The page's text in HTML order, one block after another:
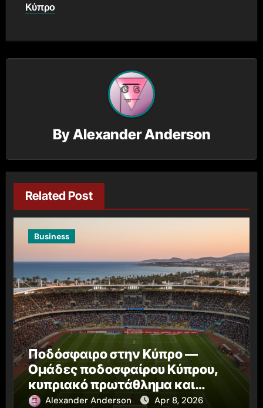
Κύπρο
ByAlexander Anderson
Related Post
Business
Ποδόσφαιρο στην Κύπρο —
Ομάδες ποδοσφαίρου Κύπρου,
κυπριακό πρωτάθλημα και
αθλητικά νέα Κύπρου
Alexander Anderson Apr 8, 2026